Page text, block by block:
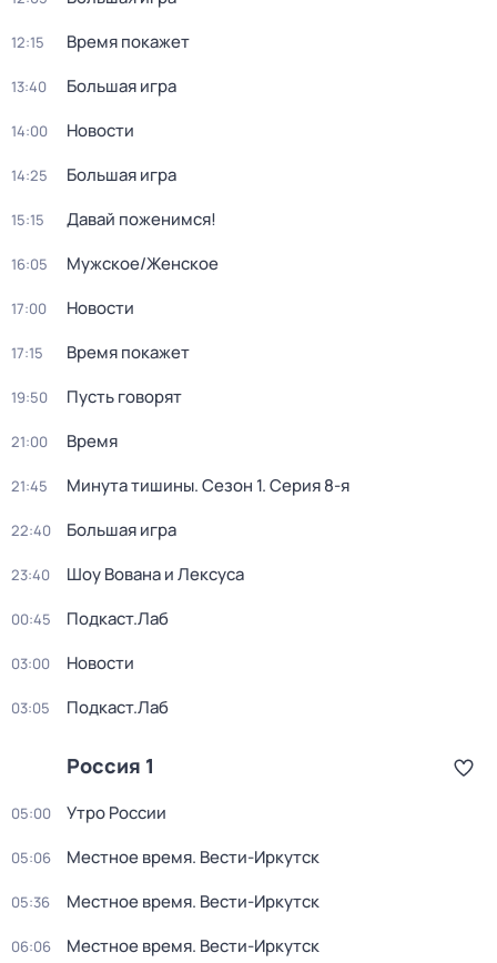
12:15 Время покажет
13:40 Большая игра
14:00 Новости
14:25 Большая игра
15:15 Давай поженимся!
16:05 Мужское/Женское
17:00 Новости
17:15 Время покажет
19:50 Пусть говорят
21:00 Время
21:45 Минута тишины. Сезон 1. Серия 8-я
22:40 Большая игра
23:40 Шоу Вована и Лексуса
00:45 Подкаст.Лаб
03:00 Новости
03:05 Подкаст.Лаб
Россия 1
05:00 Утро России
05:06 Местное время. Вести-Иркутск
05:36 Местное время. Вести-Иркутск
06:06 Местное время. Вести-Иркутск